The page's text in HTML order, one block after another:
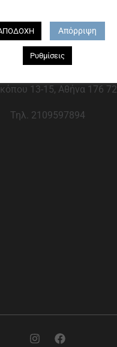
Τρόποι αποστολής
Πολιτική επιστροφών
Που θα μας βρείτε
13-15, Αθήνα 176 72
Τηλ. 2109597894
Απόρριψη
Ρυθμίσεις